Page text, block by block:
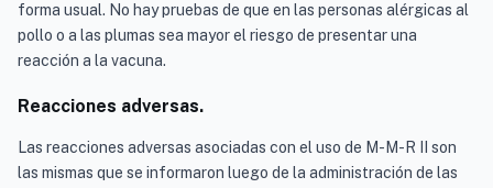
forma usual. No hay pruebas de que en las personas alérgicas al
pollo o a las plumas sea mayor el riesgo de presentar una
reacción a la vacuna.
Reacciones adversas.
Las reacciones adversas asociadas con el uso de M-M-R II son
las mismas que se informaron luego de la administración de las